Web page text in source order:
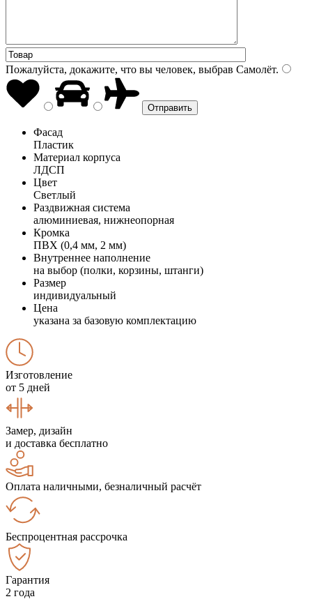
Пожалуйста, докажите, что вы человек, выбрав Самолёт.
Фасад
Пластик
Материал корпуса
ЛДСП
Цвет
Светлый
Раздвижная система
алюминиевая, нижнеопорная
Кромка
ПВХ (0,4 мм, 2 мм)
Внутреннее наполнение
на выбор (полки, корзины, штанги)
Размер
индивидуальный
Цена
указана за базовую комплектацию
Изготовление
от 5 дней
Замер, дизайн
и доставка бесплатно
Оплата наличными, безналичный расчёт
Беспроцентная рассрочка
Гарантия
2 года